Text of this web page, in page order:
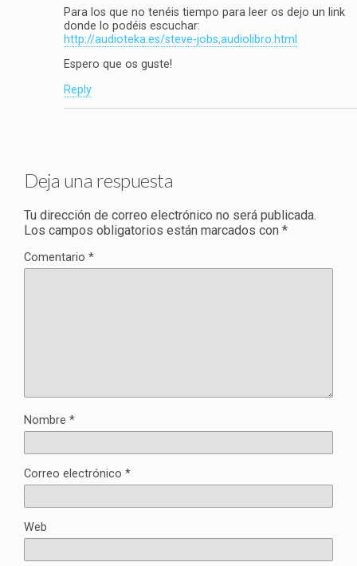
Para los que no tenéis tiempo para leer os dejo un link
donde lo podéis escuchar:
http://audioteka.es/steve-jobs,audiolibro.html
Espero que os guste!
Reply
Deja una respuesta
Tu dirección de correo electrónico no será publicada.
Los campos obligatorios están marcados con *
Comentario *
Nombre *
Correo electrónico *
Web